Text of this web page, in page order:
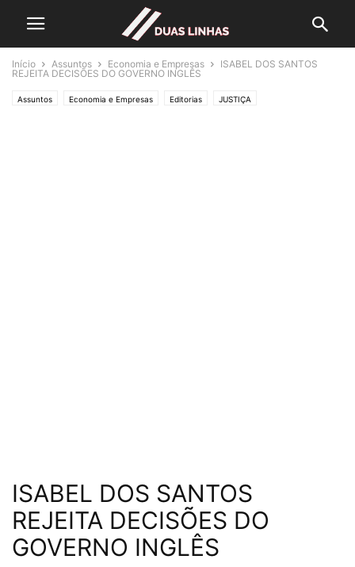
Início Assuntos Economia e Empresas
ISABEL DOS SANTOS
REJEITA DECISÕES DO GOVERNO INGLÊS
Assuntos Economia e Empresas Editorias JUSTIÇA
ISABEL DOS SANTOS
REJEITA DECISÕES DO
GOVERNO INGLÊS